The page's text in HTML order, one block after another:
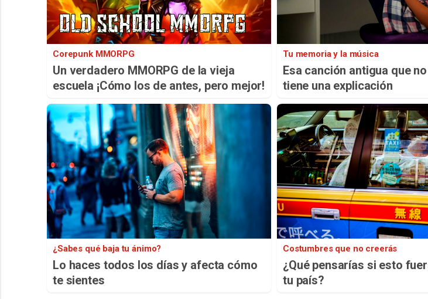
Corepunk MMORPG
Un verdadero MMORPG de la vieja
escuela ¡Cómo los de antes, pero mejor!
Tu memoria y la música
Esa canción antigua que
tiene una explicación
¿Sabes qué baja tu ánimo?
Lo haces todos los días y afecta cómo
te sientes
Costumbres que no creerás
¿Qué pensarías si esto
tu país?